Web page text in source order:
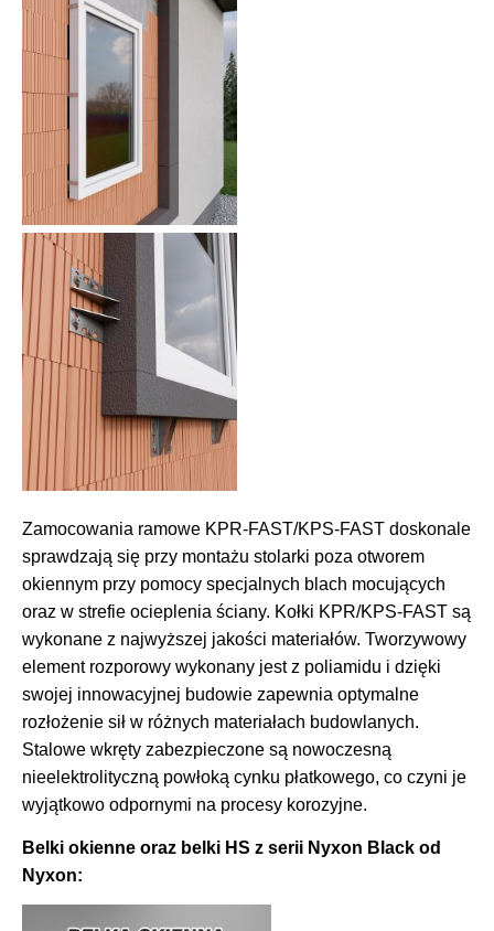
Zamocowania ramowe KPR-FAST/KPS-FAST doskonale
sprawdzają się przy montażu stolarki poza otworem
okiennym przy pomocy specjalnych blach mocujących
oraz w strefie ocieplenia ściany. Kołki KPR/KPS-FAST są
wykonane z najwyższej jakości materiałów. Tworzywowy
element rozporowy wykonany jest z poliamidu i dzięki
swojej innowacyjnej budowie zapewnia optymalne
rozłożenie sił w różnych materiałach budowlanych.
Stalowe wkręty zabezpieczone są nowoczesną
nieelektrolityczną powłoką cynku płatkowego, co czyni je
wyjątkowo odpornymi na procesy korozyjne.
Belki okienne oraz belki HS z serii Nyxon Black od
Nyxon: